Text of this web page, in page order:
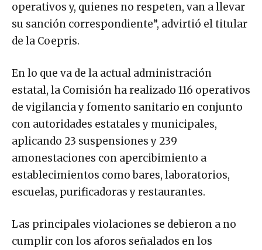
operativos y, quienes no respeten, van a llevar
su sanción correspondiente”, advirtió el titular
de la Coepris.
En lo que va de la actual administración
estatal, la Comisión ha realizado 116 operativos
de vigilancia y fomento sanitario en conjunto
con autoridades estatales y municipales,
aplicando 23 suspensiones y 239
amonestaciones con apercibimiento a
establecimientos como bares, laboratorios,
escuelas, purificadoras y restaurantes.
Las principales violaciones se debieron a no
cumplir con los aforos señalados en los